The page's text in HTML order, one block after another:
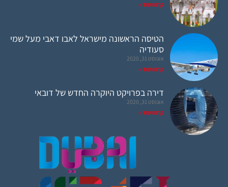
קראו עוד »
הטיסה הראשונה מישראל לאבו דאבי מעל שמי
סעודיה
אוגוסט 31, 2020
קראו עוד »
דירה בפרויקט היוקרה החדש של דובאי
אוגוסט 31, 2020
קראו עוד »